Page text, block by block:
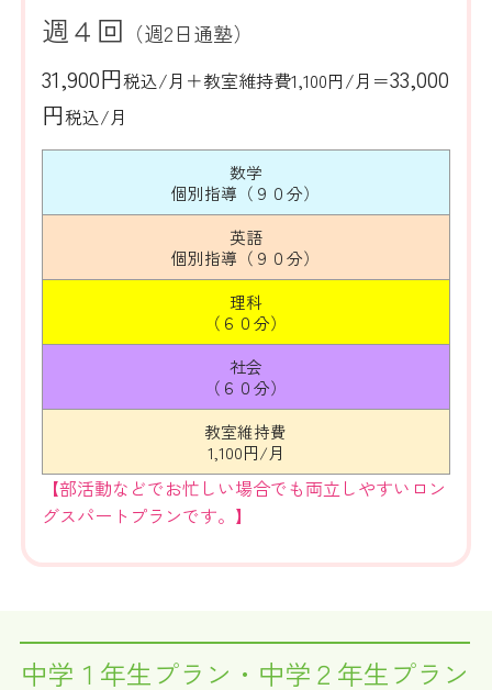
週４回 （週2日通塾）
31,900円税込/月＋教室維持費1,100円/月＝33,000
円税込/月
数学
個別指導（９０分）
英語
個別指導（９０分）
理科
（６０分）
社会
（６０分）
教室維持費
1,100円/月
【部活動などでお忙しい場合でも両立しやすいロン
グスパートプランです。】
中学１年生プラン・中学２年生プラン